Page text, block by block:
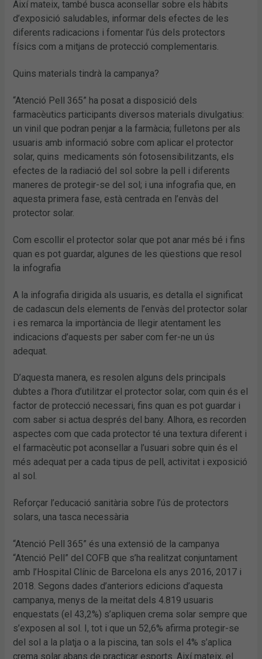
Així mateix, també busca aconsellar sobre els hàbits
d’exposició saludables, informar dels efectes de les
diferents radicacions i fomentar l’ús dels protectors
físics com a mitjans de protecció complementaris.
Quins materials tindrà la campanya?
“Atenció Pell 365” ha posat a disposició dels
farmacèutics participants diversos materials divulgatius:
un vinil que podran penjar a la farmàcia; fulletons per als
usuaris amb informació sobre com aplicar el protector
solar, quins medicaments són fotosensibilitzants, els
efectes de la radiació del sol sobre la pell i diferents
maneres de protegir-se del sol; i una infografia que, en
aquesta primera fase, està centrada en l’envàs del
protector solar.
Com escollir el protector solar que pot anar més bé i fins
quan es pot guardar, algunes de les qüestions que resol
la infografia
A la infografia dirigida als usuaris, es detalla el significat
de cadascun dels elements de l’envàs del protector solar
i es remarca la importància de llegir atentament les
indicacions d’aquests per saber com fer-ne un ús
adequat.
D’aquesta manera, es resolen alguns dels principals
dubtes a l’hora d’utilitzar el protector solar, com quin és el
factor de protecció necessari, fins quan es pot guardar i
com saber si actua després del bany. Alhora, es recorden
aspectes com que cada protector té una textura diferent i
el farmacèutic pot aconsellar a l’usuari sobre quin és el
més adequat per a cada tipus de pell, activitat i exposició
al sol.
Reforçar l’educació sanitària sobre l’ús de protectors
solars, una tasca necessària
“Atenció Pell 365” és una extensió de la campanya
“Atenció Pell” del COFB que s’ha realitzat conjuntament
amb l’Hospital Clínic de Barcelona els anys 2016, 2017 i
2018. Segons dades d’anteriors edicions d’aquesta
campanya, menys de la meitat dels 4.819 usuaris
enquestats (el 43,2%) s’apliquen crema solar sempre que
s’exposen al sol. I, tot i que un 52,6% afirma protegir-se
del sol a la platja o a la piscina, tan sols el 4% s’aplica
crema solar abans de practicar esports. Així mateix, el